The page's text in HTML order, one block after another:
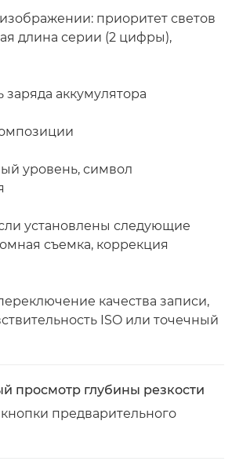
приоритет светов
длина серии (2 цифры),
заряда аккумулятора
уровень, символ
установлены следующие
съемка, коррекция
качества записи,
ISO или точечный
просмотр глубины резкости
предварительного